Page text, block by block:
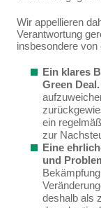
Wir appellieren
Verantwortung
insbesondere
Ein klares
Green Deal.
ein
zur
Eine
und
deshalb als